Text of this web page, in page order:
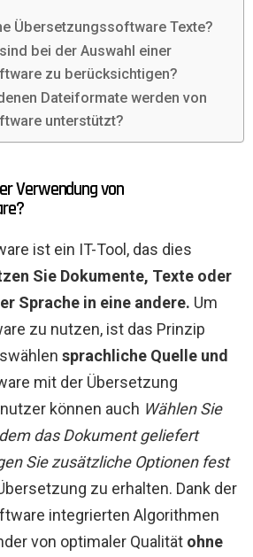
Übersetzungssoftware Texte?
bei der Auswahl einer
zu berücksichtigen?
Dateiformate werden von
unterstützt?
Verwendung von
ist ein IT-Tool, das dies
Sie Dokumente, Texte oder
Sprache in eine andere. Um
zu nutzen, ist das Prinzip
sprachliche Quelle und
mit der Übersetzung
können auch Wählen Sie
das Dokument geliefert
Sie zusätzliche Optionen fest
zu erhalten. Dank der
integrierten Algorithmen
von optimaler Qualität ohne